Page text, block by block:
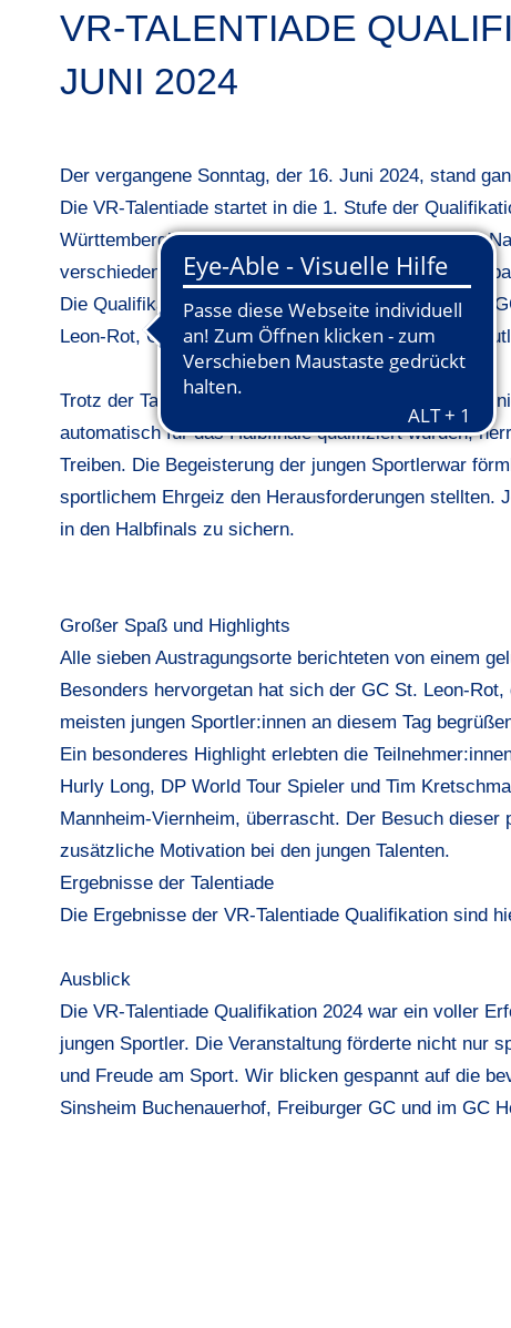
VR-TALENTIADE
JUNI 2024
Der vergangene Sonntag, der 16. Juni 2024, stand
Die VR-Talentiade startet in die 1. Stufe der
Württembergischen Genossenschaftsbanken bietet
verschiedenen Sportarten wie Fußball, Tennis,
Die Qualifikationen fanden in sieben Golfclubs statt:
Leon-Rot, GC Neckartal, Baden Hills G&CC, GC
Trotz der Tatsache, dass in Konstanz und Ulm zu
automatisch für das Halbfinale qualifiziert wurden,
Treiben. Die Begeisterung der jungen Sportlerwar
sportlichem Ehrgeiz den Herausforderungen stellten.
in den Halbfinals zu sichern.
Großer Spaß und Highlights
Alle sieben Austragungsorte berichteten von einem
Besonders hervorgetan hat sich der GC St. Leon-
meisten jungen Sportler:innen an diesem Tag
Ein besonderes Highlight erlebten die
Hurly Long, DP World Tour Spieler und Tim
Mannheim-Viernheim, überrascht. Der Besuch
zusätzliche Motivation bei den jungen Talenten.
Ergebnisse der Talentiade
Die Ergebnisse der VR-Talentiade Qualifikation sind
Ausblick
Die VR-Talentiade Qualifikation 2024 war ein voller
jungen Sportler. Die Veranstaltung förderte nicht nur
und Freude am Sport. Wir blicken gespannt auf die
Sinsheim Buchenauerhof, Freiburger GC und im GC